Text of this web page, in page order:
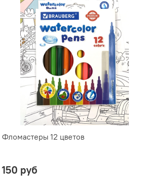
Фломастеры 12 цветов
150 руб